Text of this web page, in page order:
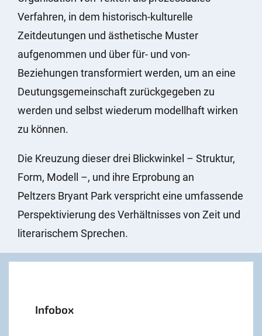
Verfahren, in dem historisch-kulturelle
Zeitdeutungen und ästhetische Muster
aufgenommen und über für- und von-
Beziehungen transformiert werden, um an eine
Deutungsgemeinschaft zurückgegeben zu
werden und selbst wiederum modellhaft wirken
zu können.
Die Kreuzung dieser drei Blickwinkel – Struktur,
Form, Modell –, und ihre Erprobung an
Peltzers Bryant Park verspricht eine umfassende
Perspektivierung des Verhältnisses von Zeit und
literarischem Sprechen.
Infobox